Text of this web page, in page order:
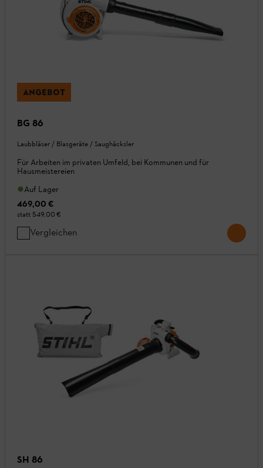
ANGEBOT
BG 86
Laubbläser / Blasgeräte / Saughäcksler
Für Arbeiten im privaten Umfeld, bei Kommunen und für
Hausmeistereien
Auf Lager
469,00 €
statt 549,00 €
Vergleichen
SH 86